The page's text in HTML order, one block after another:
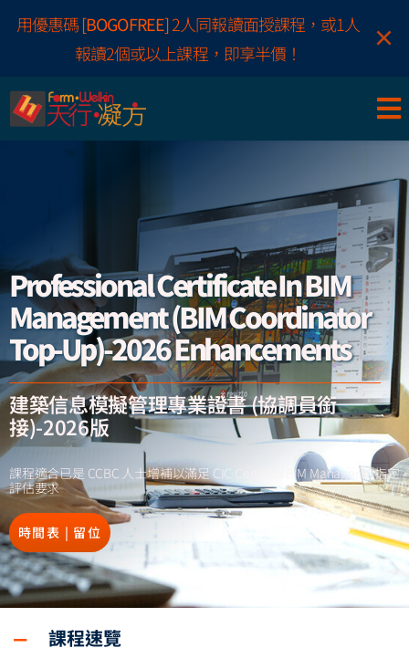
Skip用優惠碼[BOGOFREE]2人同報讀面授課程，或1人
報讀2個或以上課程，即享半價！
×
Professional Certificate In BIM
Management (BIM Coordinator
Top-Up)-2026 Enhancements
建築信息模擬管理專業證書 (協調員銜
接)-2026版
課程適合已是 CCBC 人士增補以滿足 CIC Certified BIM Manager 的指定
評估要求
時間表 | 留位
課程速覽